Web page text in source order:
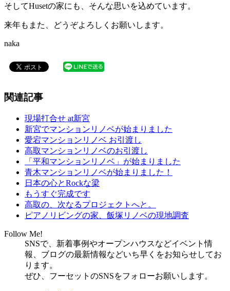
そしてHusetの家にも、そんな思いを込めています。
来年もまた、どうぞよろしくお願いします。
naka
関連記事
現場打合せ at新宮
新宮でマンションリノベが始まりました
愛宕マンションリノベ お引渡し
高取マンションリノベのお引渡し
「平和マンションリノベ」が始まりました
青木マンションリノベが始まりました！
日本の心とRockな梁
もうすぐ完成です
高取の、次なるプロジェクトへと。
ピアノリビングの家、飯塚リノベの現地調査
Follow Me!
SNSで、新着事例やオープンハウスなどイベント情
報、ブログの最新情報などいち早くをお知らせしてお
ります。
ぜひ、フーセットのSNSをフォローお願いします。